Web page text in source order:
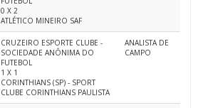
0 X 2
ATLÉTICO MINEIRO SAF
CRUZEIRO ESPORTE CLUBE -
SOCIEDADE ANÔNIMA DO
FUTEBOL
1 X 1
CORINTHIANS (SP) - SPORT
CLUBE CORINTHIANS PAULISTA
ANALISTA DE
CAMPO